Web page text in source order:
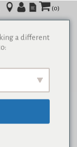
(0)
a different